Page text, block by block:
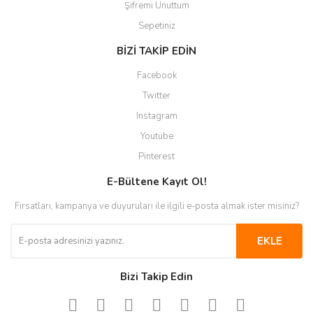
Şifremi Unuttum
Sepetiniz
BİZİ TAKİP EDİN
Facebook
Twitter
Instagram
Youtube
Pinterest
E-Bültene Kayıt Ol!
Fırsatları, kampanya ve duyuruları ile ilgili e-posta almak ister misiniz?
EKLE
Bizi Takip Edin